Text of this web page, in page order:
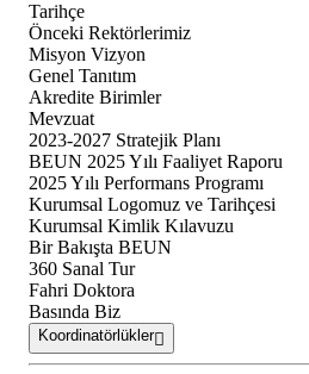
Tarihçe
Önceki Rektörlerimiz
Misyon Vizyon
Genel Tanıtım
Akredite Birimler
Mevzuat
2023-2027 Stratejik Planı
BEUN 2025 Yılı Faaliyet Raporu
2025 Yılı Performans Programı
Kurumsal Logomuz ve Tarihçesi
Kurumsal Kimlik Kılavuzu
Bir Bakışta BEUN
360 Sanal Tur
Fahri Doktora
Basında Biz
Koordinatörlükler